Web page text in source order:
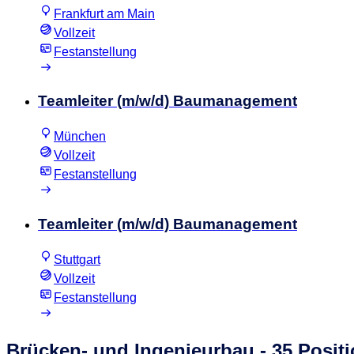
Frankfurt am Main
Vollzeit
Festanstellung
Teamleiter (m/w/d) Baumanagement
München
Vollzeit
Festanstellung
Teamleiter (m/w/d) Baumanagement
Stuttgart
Vollzeit
Festanstellung